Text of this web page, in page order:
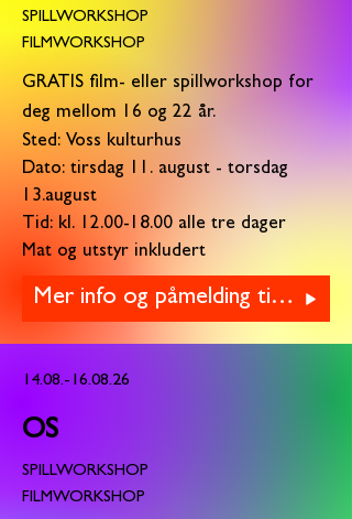
SPILLWORKSHOP
FILMWORKSHOP
GRATIS film- eller spillworkshop for
deg mellom 16 og 22 år.
Sted: Voss kulturhus
Dato: tirsdag 11. august - torsdag
13.august
Tid: kl. 12.00-18.00 alle tre dager
Mat og utstyr inkludert
Mer info og påmelding til VOSS her
14.08.-16.08.26
OS
SPILLWORKSHOP
FILMWORKSHOP